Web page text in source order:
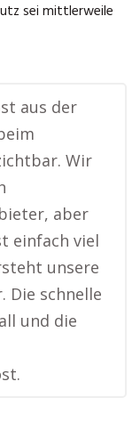
sei mittlerweile
aus der
Wir
aber
einfach viel
unsere
Die schnelle
und die